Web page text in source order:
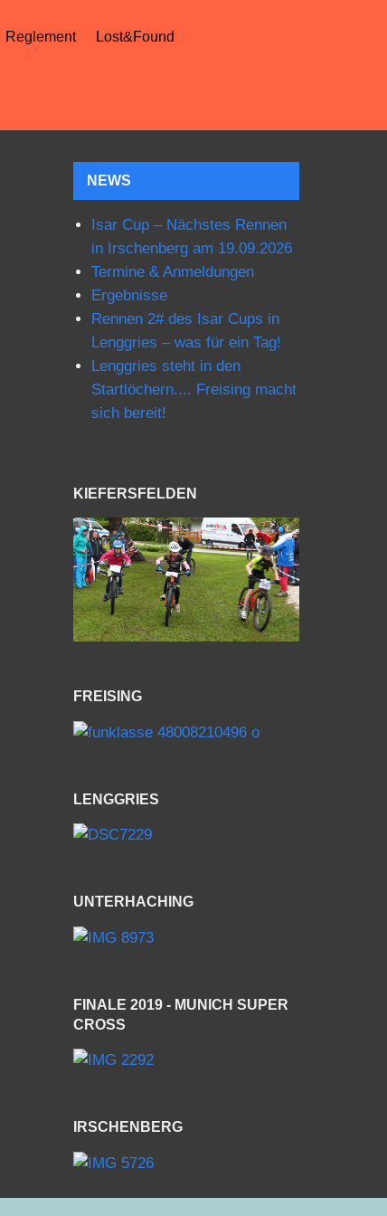
Reglement Lost&Found
NEWS
Isar Cup – Nächstes Rennen
in Irschenberg am 19.09.2026
Termine & Anmeldungen
Ergebnisse
Rennen 2# des Isar Cups in
Lenggries – was für ein Tag!
Lenggries steht in den
Startlöchern.... Freising macht
sich bereit!
KIEFERSFELDEN
FREISING
LENGGRIES
UNTERHACHING
FINALE 2019 - MUNICH SUPER
CROSS
IRSCHENBERG